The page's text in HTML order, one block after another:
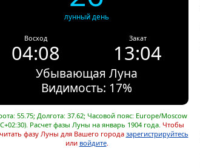
лунный день
Восход
04:08
Закат
13:04
Убывающая Луна
Видимость: 17%
55.75; Долгота: 37.62; Часовой пояс: Europe/Moscow
Расчет фазы Луны на январь 1904 года. Чтобы
фазу Луны для Вашего города зарегистрируйтесь
или войдите.